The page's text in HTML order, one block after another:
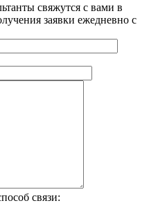
свяжутся с вами в
заявки ежедневно с
связи: